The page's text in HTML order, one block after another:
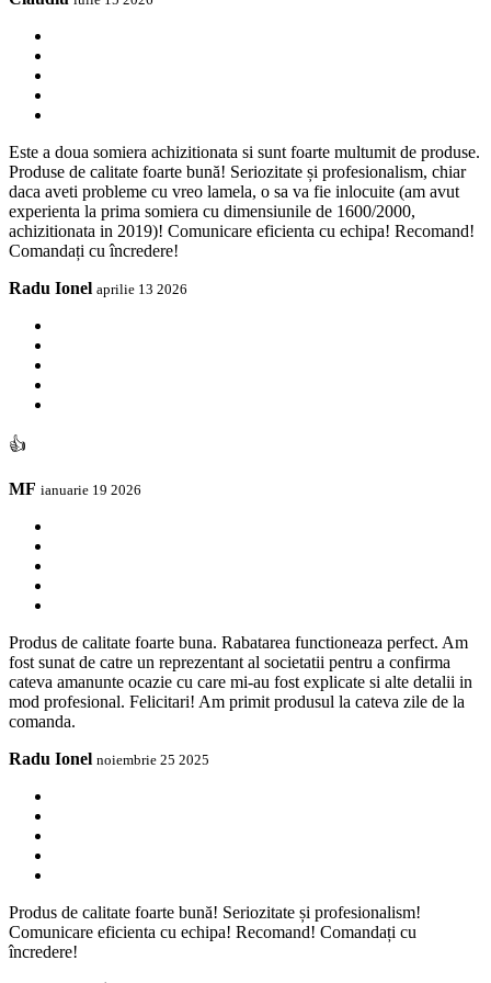
Este a doua somiera achizitionata si sunt foarte multumit de produse.
Produse de calitate foarte bună! Seriozitate și profesionalism, chiar
daca aveti probleme cu vreo lamela, o sa va fie inlocuite (am avut
experienta la prima somiera cu dimensiunile de 1600/2000,
achizitionata in 2019)! Comunicare eficienta cu echipa! Recomand!
Comandați cu încredere!
Radu Ionel aprilie 13 2026
👍
MF ianuarie 19 2026
Produs de calitate foarte buna. Rabatarea functioneaza perfect. Am
fost sunat de catre un reprezentant al societatii pentru a confirma
cateva amanunte ocazie cu care mi-au fost explicate si alte detalii in
mod profesional. Felicitari! Am primit produsul la cateva zile de la
comanda.
Radu Ionel noiembrie 25 2025
Produs de calitate foarte bună! Seriozitate și profesionalism!
Comunicare eficienta cu echipa! Recomand! Comandați cu
încredere!